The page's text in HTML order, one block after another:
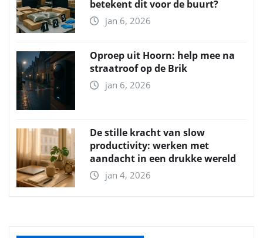
betekent dit voor de buurt?
jan 6, 2026
Oproep uit Hoorn: help mee na
straatroof op de Brik
jan 6, 2026
De stille kracht van slow
productivity: werken met
aandacht in een drukke wereld
jan 4, 2026